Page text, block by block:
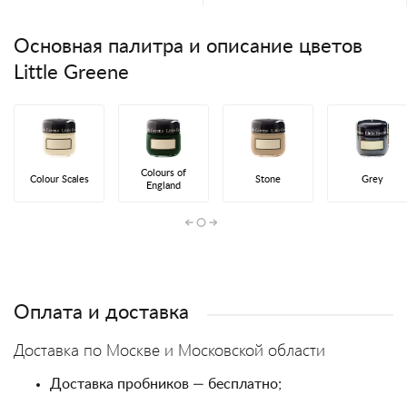
Основная палитра и описание цветов
Little Greene
Colour Scales
Colours of
England
Stone Grey
Оплата и доставка
Доставка по Москве и Московской области
Доставка пробников — бесплатно;